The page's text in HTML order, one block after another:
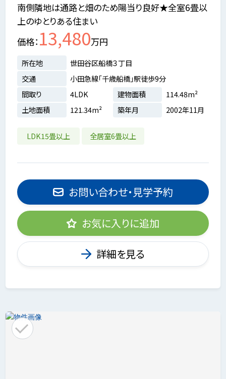
南側隣地は通路と畑のため陽当り良好★全室6畳以
上のゆとりある住まい
価格 13,480万円
所在地
世田谷区船橋３丁目
交通
小田急線「千歳船橋」駅徒歩9分
間取り
4LDK 建物面積
114.48m²
土地面積
121.34m² 築年月 2002年11月
LDK15畳以上 全居室6畳以上
お問い合わせ・見学予約
お気に入りに追加
詳細を見る